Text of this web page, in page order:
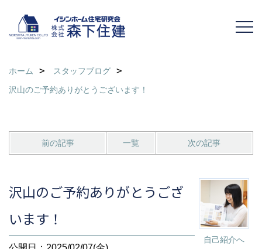
ホーム
スタッフブログ
沢山のご予約ありがとうございます！
前の記事 一覧 次の記事
自己紹介へ
沢山のご予約ありがとうござ
います！